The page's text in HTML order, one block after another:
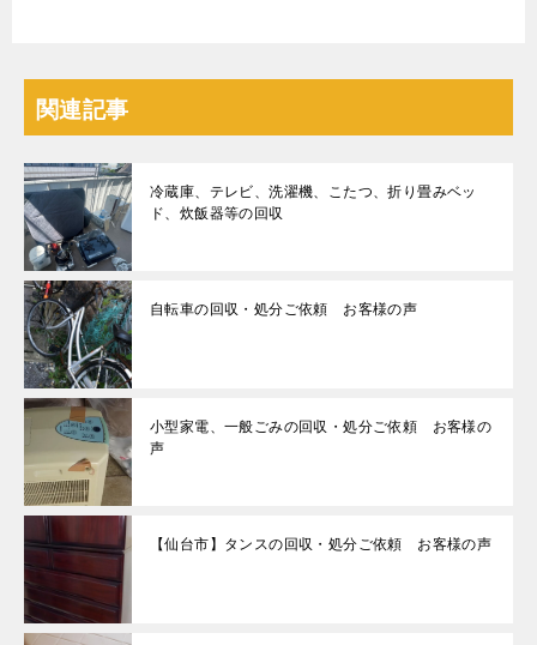
関連記事
冷蔵庫、テレビ、洗濯機、こたつ、折り畳みベッ
ド、炊飯器等の回収
自転車の回収・処分ご依頼 お客様の声
小型家電、一般ごみの回収・処分ご依頼 お客様の
声
【仙台市】タンスの回収・処分ご依頼 お客様の声